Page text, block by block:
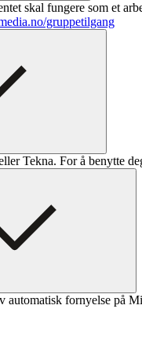
skal fungere som et
gruppetilgang
Tekna. For å benytte
automatisk fornyelse på